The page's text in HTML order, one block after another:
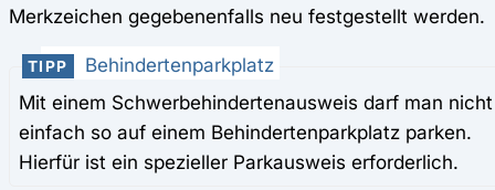
Merkzeichen gegebenenfalls neu festgestellt werden.
Behindertenparkplatz
Mit einem Schwerbehindertenausweis darf man nicht
einfach so auf einem Behindertenparkplatz parken.
Hierfür ist ein spezieller Parkausweis erforderlich.